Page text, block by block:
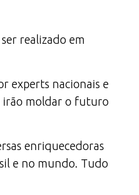
realizado em
experts nacionais e
irão moldar o futuro
enriquecedoras
e no mundo. Tudo